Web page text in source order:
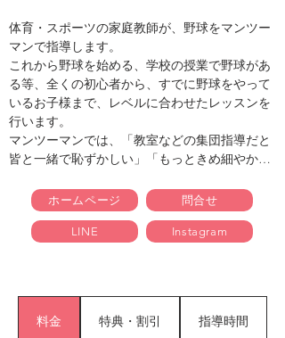
体育・スポーツの家庭教師が、野球をマンツー
マンで指導します。
これから野球を始める、学校の授業で野球があ
る等、全くの初心者から、すでに野球をやって
いるお子様まで、レベルに合わせたレッスンを
行います。
マンツーマンでは、「教室などの集団指導だと
皆と一緒で恥ずかしい」「もっときめ細やかに
ニューを組んでもらいたい」といったご希望に
も沿うことができます。運動が苦手～もっと上
達したい！まで、状況に合わせたレッスンが可
い。（体験レッスンは長期コースに限り受講可
ホームページ 問合せ
LINE Instagram
料金 特典・割引 指導時間